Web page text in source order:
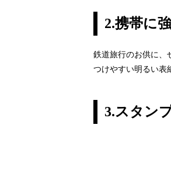
2.携帯に
鉄道旅行のお供に、
つけやすい明るい表
3.スタン